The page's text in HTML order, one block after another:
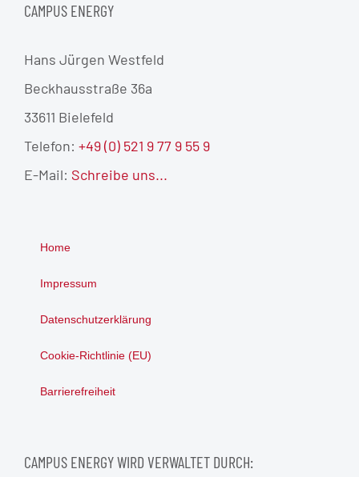
CAMPUS ENERGY
Hans Jürgen Westfeld
Beckhausstraße 36a
33611 Bielefeld
Telefon: +49 (0) 521 9 77 9 55 9
E-Mail: Schreibe uns...
Home
Impressum
Datenschutzerklärung
Cookie-Richtlinie (EU)
Barrierefreiheit
CAMPUS ENERGY WIRD VERWALTET DURCH: